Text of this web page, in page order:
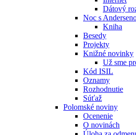
Dátový
Noc s
Kniha
Besedy
Projekty
Knižné novinky
Už sme
Kód ISIL
Oznamy
Rozhodnutie
Súťaž
Polomské noviny
Ocenenie
O novinách